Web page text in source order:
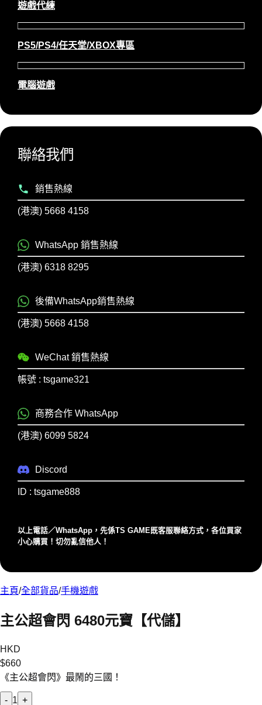
遊戲代練
PS5/PS4/任天堂/XBOX專區
電腦遊戲
聯絡我們
銷售熱線
(港澳) 5668 4158
WhatsApp 銷售熱線
(港澳) 6318 8295
後備WhatsApp銷售熱線
(港澳) 5668 4158
WeChat 銷售熱線
帳號 : tsgame321
商務合作 WhatsApp
(港澳) 6099 5824
Discord
ID : tsgame888
以上電話／WhatsApp，先係TS GAME既客服聯絡⽅式，各位買家
⼩⼼購買！切勿亂信他⼈！
主頁/全部貨品/手機遊戲
主公超會閃 6480元寶【代儲】
HKD
$660
《主公超會閃》最鬧的三國！
- 1 +